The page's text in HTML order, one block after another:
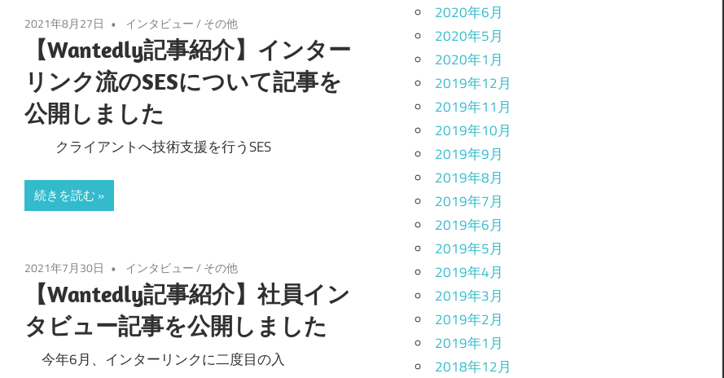
2021年8月27日 インタビュー/ その他
【Wantedly記事紹介】インター
リンク流のSESについて記事を
公開しました
クライアントへ技術支援を行うSES
続きを読む
2021年7月30日 インタビュー/ その他
【Wantedly記事紹介】社員イン
タビュー記事を公開しました
今年6月、インターリンクに二度目の入
2020年6月
2020年5月
2020年1月
2019年12月
2019年11月
2019年10月
2019年9月
2019年8月
2019年7月
2019年6月
2019年5月
2019年4月
2019年3月
2019年2月
2019年1月
2018年12月